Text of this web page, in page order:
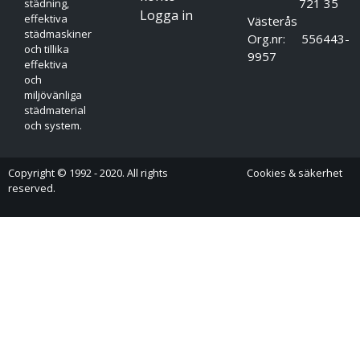
produktinformation innan användning
Freebac 1,5%
Yt- & handdesinfektion.
Används i rena miljöer.
Behöver inte eftersköljas.
Finns i storlekarna 50ml, 0,75L och 5L.
städning,
effektiva
städmaskiner
och tillika
effektiva
och
miljövänliga
städmaterial
och system.
Logga in
Västerås
Org.nr: 556443-
9957
Copyright © 1992 - 2020. All rights
reserved.
Cookies & säkerhet